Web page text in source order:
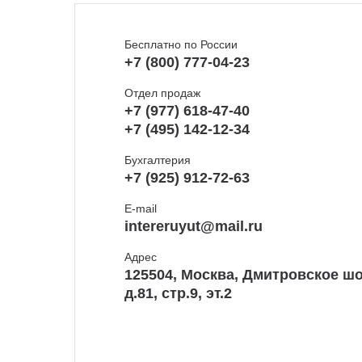
Бесплатно по России
+7 (800) 777-04-23
Отдел продаж
+7 (977) 618-47-40
+7 (495) 142-12-34
Бухгалтерия
+7 (925) 912-72-63
E-mail
intereruyut@mail.ru
Адрес
125504, Москва, Дмитровское
д.81, стр.9, эт.2